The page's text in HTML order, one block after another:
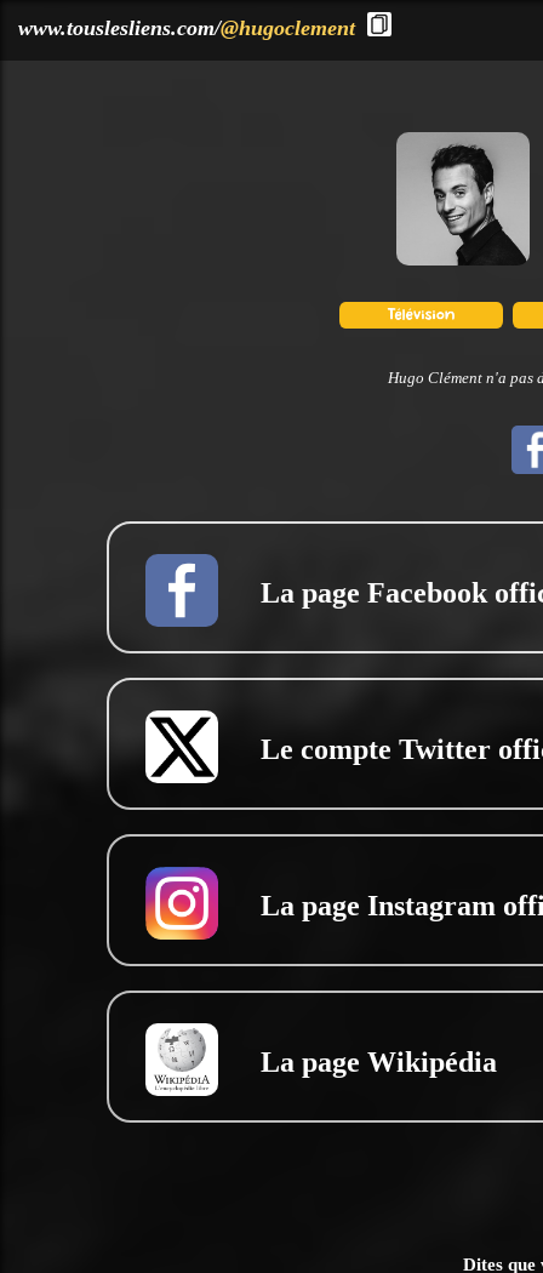
www.touslesliens.com/@hugoclement
Hugo Clément n'a pas
La page Facebook
Le compte Twitter
La page Instagram
La page Wikipédia
Dites que